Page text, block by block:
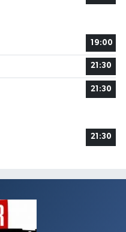
19:00
21:30
21:30
21:30